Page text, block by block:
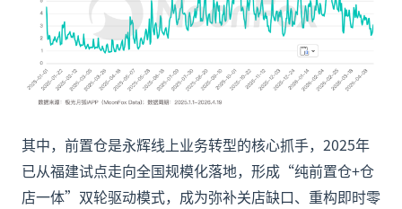
其中，前置仓是永辉线上业务转型的核心抓手，2025年
已从福建试点走向全国规模化落地，形成“纯前置仓+仓
店一体”双轮驱动模式，成为弥补关店缺口、重构即时零